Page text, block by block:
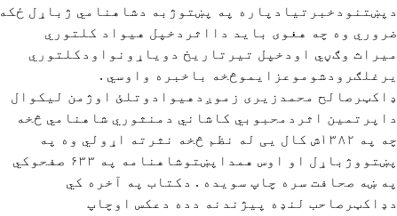
دپښتنودخبرتیادپاره په پښتوژبه دشاهنامي ژباړل ځکه
ضروري وه چه هغوی باید دااثردخپل هیواد کلتوري
میراث وګڼي اودخپل تیرتاریخ دویاړونواودکلتوري
یرغلګرودشوموعزایموڅخه باخبره واوسي .
ډاکټرصالح محمدزیری زموږدهیوادوتلئ اوژمن لیکوال
داپرتمین اثردمحبوبي کاشاني دمنثوري شاهنامي څخه
چه په ۱۳۸۲ش کال یی له نظم څخه نثرته اړولي وه په
پښتووژباړل او اوس همداپښتوشاهنامه په ۶۳۳ صفحوکي
په ښه صحافت سره چاپ سویده . دکتاب په آخره کي
دډاکټرصاحب لنډه پیژندنه دده دعکس اوچاپ